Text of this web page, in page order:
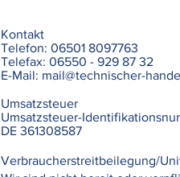
Kontakt
Telefon: 06501 8097763
Telefax: 06550 - 929 87 32
E-Mail: mail@technischer-
Umsatzsteuer
Umsatzsteuer-
DE 361308587
Verbraucherstreitbeilegung/